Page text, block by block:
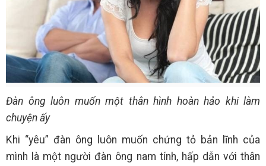
Đàn ông luôn muốn một thân hình hoàn hảo khi làm
chuyện ấy
Khi “yêu” đàn ông luôn muốn chứng tỏ bản lĩnh của
mình là một người đàn ông nam tính, hấp dẫn với thân